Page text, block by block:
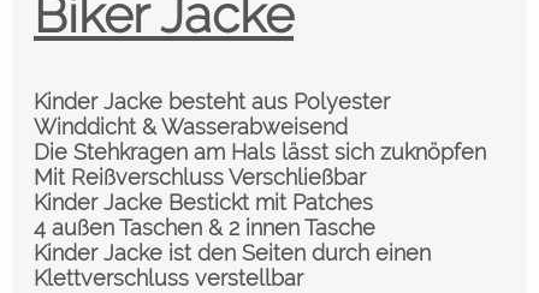
Biker Jacke
Kinder Jacke besteht aus Polyester
Winddicht & Wasserabweisend
Die Stehkragen am Hals lässt sich zuknöpfen
Mit Reißverschluss Verschließbar
Kinder Jacke Bestickt mit Patches
4 außen Taschen & 2 innen Tasche
Kinder Jacke ist den Seiten durch einen
Klettverschluss verstellbar